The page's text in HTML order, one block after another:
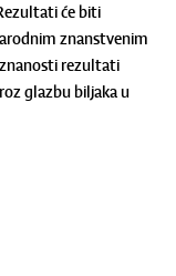
će biti
znanstvenim
rezultati
glazbu biljaka u